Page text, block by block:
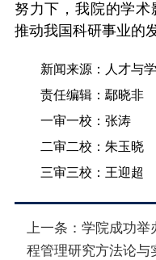
努力下，我院的学
推动我国科研事业的
新闻来源：人才与
责任编辑：鄢晓非
一审一校：张涛
二审二校：朱玉晓
三审三校：王迎超
上一条： 学院成功
程管理研究方法论与